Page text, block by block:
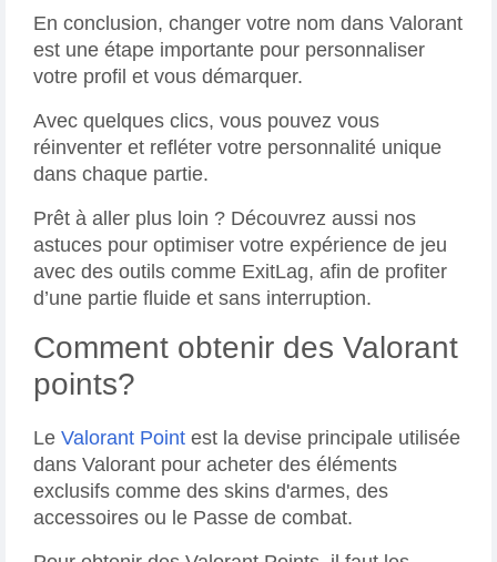
En conclusion, changer votre nom dans Valorant
est une étape importante pour personnaliser
votre profil et vous démarquer.
Avec quelques clics, vous pouvez vous
réinventer et refléter votre personnalité unique
dans chaque partie.
Prêt à aller plus loin ? Découvrez aussi nos
astuces pour optimiser votre expérience de jeu
avec des outils comme ExitLag, afin de profiter
d’une partie fluide et sans interruption.
Comment obtenir des Valorant
points?
Le Valorant Point est la devise principale utilisée
dans Valorant pour acheter des éléments
exclusifs comme des skins d'armes, des
accessoires ou le Passe de combat.